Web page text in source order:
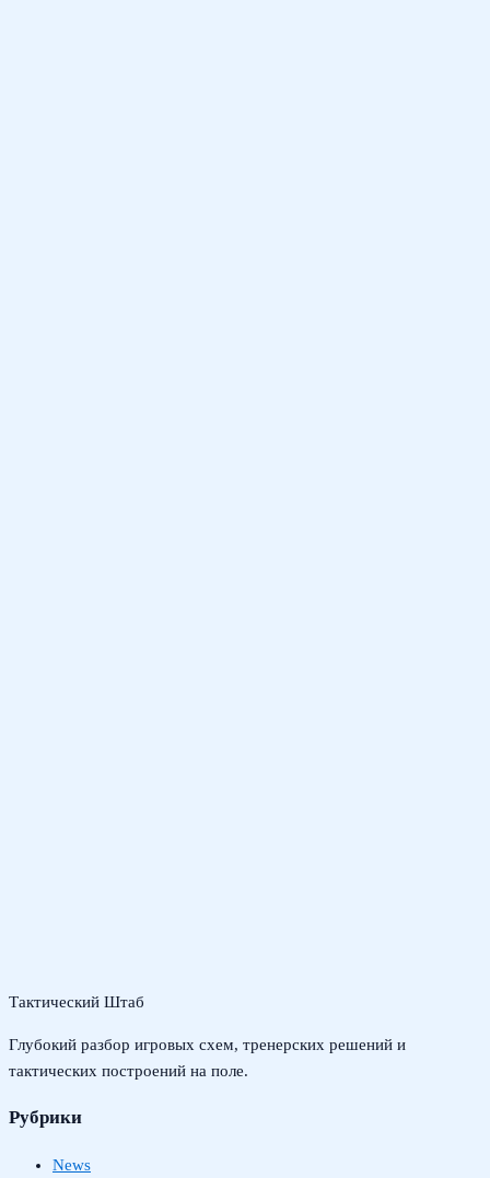
Тактический Штаб
Глубокий разбор игровых схем, тренерских решений и
тактических построений на поле.
Рубрики
News